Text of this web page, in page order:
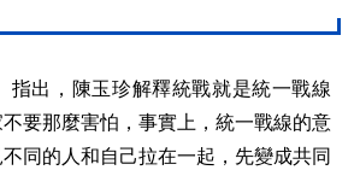
指出，陳玉珍解釋統戰就是統一戰線
要那麼害怕，事實上，統一戰線的意
同的人和自己拉在一起，先變成共同